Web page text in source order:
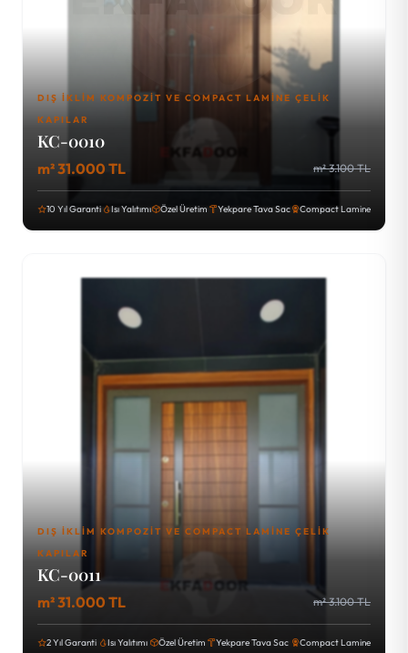
DIŞ İKLIM KOMPOZIT VE COMPACT LAMINE ÇELIK
KAPILAR
KC-0010
m² 31.000 TL m² 3.100 TL
10 Yıl Garanti Isı Yalıtımı Özel Üretim Yekpare Tava Sac Compact Lamine
DIŞ İKLIM KOMPOZIT VE COMPACT LAMINE ÇELIK
KAPILAR
KC-0011
m² 31.000 TL m² 3.100 TL
2 Yıl Garanti Isı Yalıtımı Özel Üretim Yekpare Tava Sac Compact Lamine